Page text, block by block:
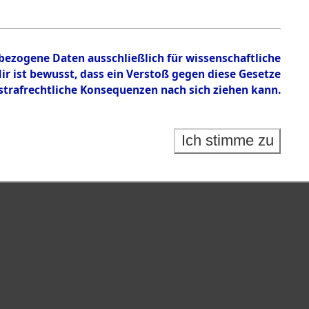
Daten ausschließlich für wissenschaftliche
bewusst, dass ein Verstoß gegen diese Gesetze
Konsequenzen nach sich ziehen kann.
Ich stimme zu